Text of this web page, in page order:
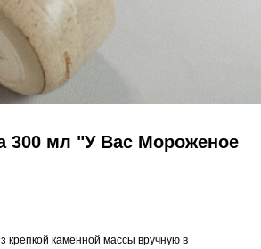
300 мл "У Вас Мороженое
крепкой каменной массы вручную в